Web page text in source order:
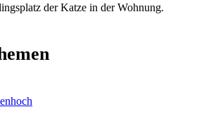
der Katze in der Wohnung.